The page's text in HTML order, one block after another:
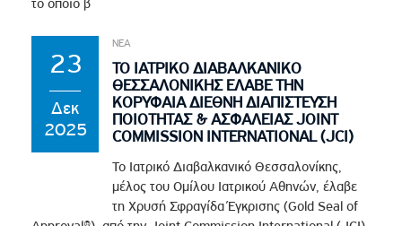
το οποίο β
23
Δεκ
2025
ΝΕΑ
ΤΟ ΙΑΤΡΙΚΟ ΔΙΑΒΑΛΚΑΝΙΚΟ
ΘΕΣΣΑΛΟΝΙΚΗΣ ΕΛΑΒΕ ΤΗΝ
ΚΟΡΥΦΑΙΑ ΔΙΕΘΝΗ ΔΙΑΠΙΣΤΕΥΣΗ
ΠΟΙΟΤΗΤΑΣ & ΑΣΦΑΛΕΙΑΣ JOINT
COMMISSION INTERNATIONAL (JCI)
Το Ιατρικό Διαβαλκανικό Θεσσαλονίκης,
μέλος του Ομίλου Ιατρικού Αθηνών, έλαβε
τη Χρυσή Σφραγίδα Έγκρισης (Gold Seal of